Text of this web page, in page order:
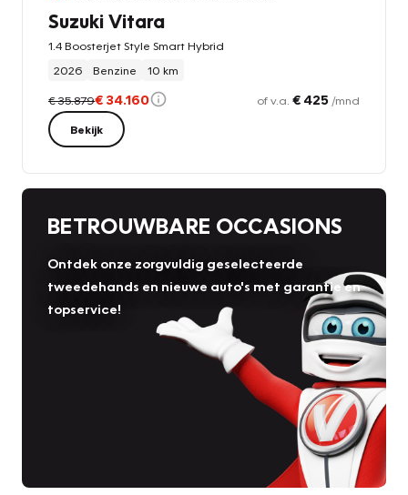
Suzuki Vitara
1.4 Boosterjet Style Smart Hybrid
2026
Benzine 10 km
€ 35.879€ 34.160 of v.a. € 425 /mnd
Bekijk
BETROUWBARE OCCASIONS
Ontdek onze zorgvuldig geselecteerde
tweedehands en nieuwe auto's met garantie en
topservice!